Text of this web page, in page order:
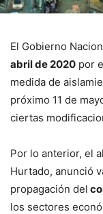
El Gobierno
abril de 2020 por
medida de
próximo 11 de
ciertas
Por lo anterior, el
Hurtado, anunció
propagación del
los sectores